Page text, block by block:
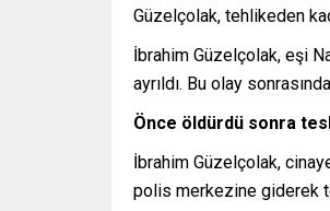
Güzelçolak, tehlikeden
İbrahim Güzelçolak, eşi
ayrıldı. Bu olay
Önce öldürdü sonra
İbrahim Güzelçolak,
polis merkezine giderek